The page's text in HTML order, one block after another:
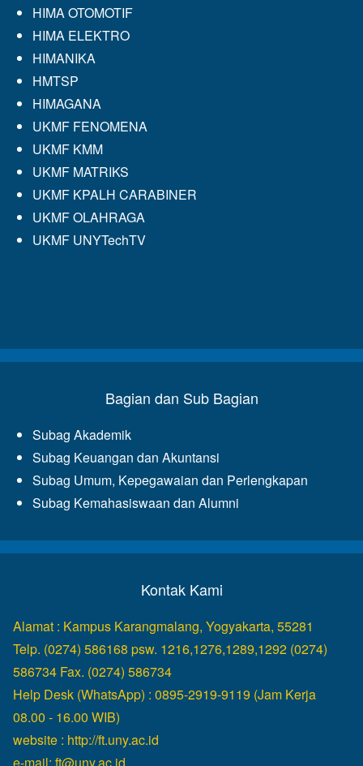
HIMA OTOMOTIF
HIMA ELEKTRO
HIMANIKA
HMTSP
HIMAGANA
UKMF FENOMENA
UKMF KMM
UKMF MATRIKS
UKMF KPALH CARABINER
UKMF OLAHRAGA
UKMF UNYTechTV
Bagian dan Sub Bagian
Subag Akademik
Subag Keuangan dan Akuntansi
Subag Umum, Kepegawaian dan Perlengkapan
Subag Kemahasiswaan dan Alumni
Kontak Kami
Alamat : Kampus Karangmalang, Yogyakarta, 55281
Telp. (0274) 586168 psw. 1216,1276,1289,1292 (0274)
586734 Fax. (0274) 586734
Help Desk (WhatsApp) : 0895-2919-9119 (Jam Kerja
08.00 - 16.00 WIB)
website : http://ft.uny.ac.id